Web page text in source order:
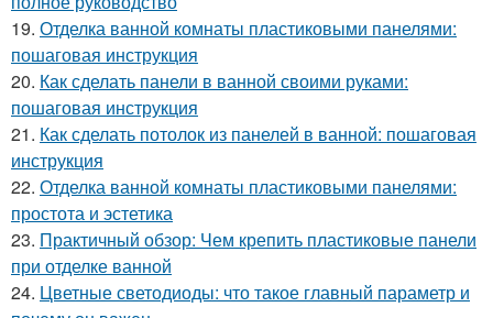
19. Отделка ванной комнаты пластиковыми панелями:
пошаговая инструкция
20. Как сделать панели в ванной своими руками:
пошаговая инструкция
21. Как сделать потолок из панелей в ванной: пошаговая
инструкция
22. Отделка ванной комнаты пластиковыми панелями:
простота и эстетика
23. Практичный обзор: Чем крепить пластиковые панели
при отделке ванной
24. Цветные светодиоды: что такое главный параметр и